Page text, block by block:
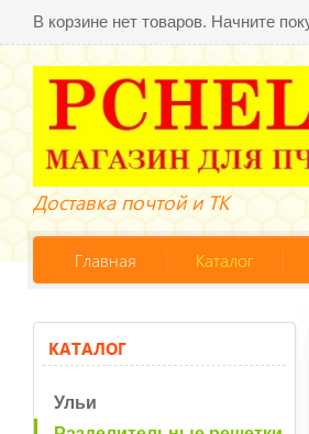
В корзине нет товаров. Начните
Доставка почтой и ТК
Главная Каталог
КАТАЛОГ
Ульи